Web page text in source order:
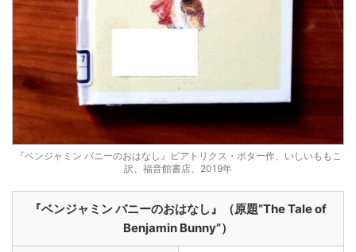
『ベンジャミン バニーのおはなし』ビアトリクス・ポター作、いしいももこ
訳、福音館書店、2019年
『ベンジャミン バニーのおはなし』（原題”The Tale of
Benjamin Bunny”）